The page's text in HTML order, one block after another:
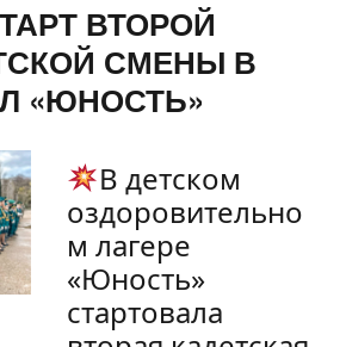
ВТОРОЙ
СМЕНЫ В
«ЮНОСТЬ»
В детском
оздоровительно
м лагере
«Юность»
стартовала